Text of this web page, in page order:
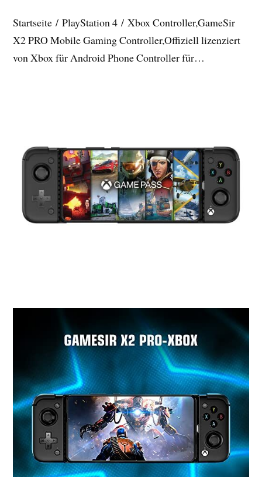
Startseite / PlayStation 4 / Xbox Controller,GameSir
X2 PRO Mobile Gaming Controller,Offiziell lizenziert
von Xbox für Android Phone Controller für…